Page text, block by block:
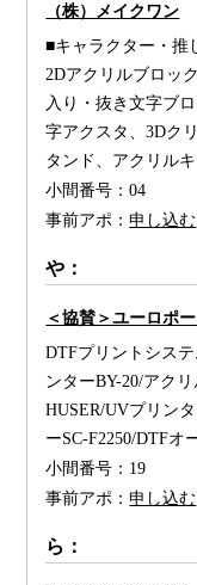
（株）メイクワン
■キャラクター・推
2Dアクリルブロッ
入り・抜き文字ブ
字アクスタ、3Dク
タンド、アクリル
小間番号：04
事前アポ：申し込む
や：
＜協賛＞ユーロポー
DTFプリントシス
ンターBY-20/アク
HUSER/UVプリン
ーSC-F2250/DTFオ
小間番号： 19
事前アポ：申し込む
ら：